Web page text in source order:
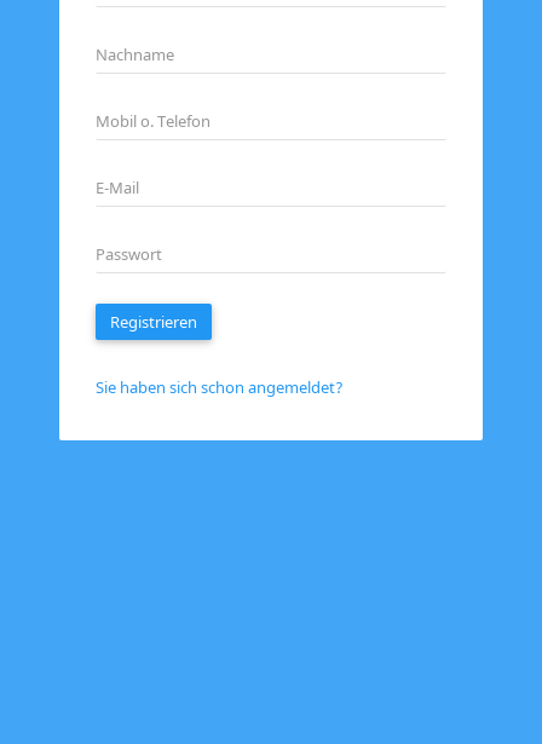
Nachname
Mobil o. Telefon
E-Mail
Passwort
Registrieren
Sie haben sich schon angemeldet?